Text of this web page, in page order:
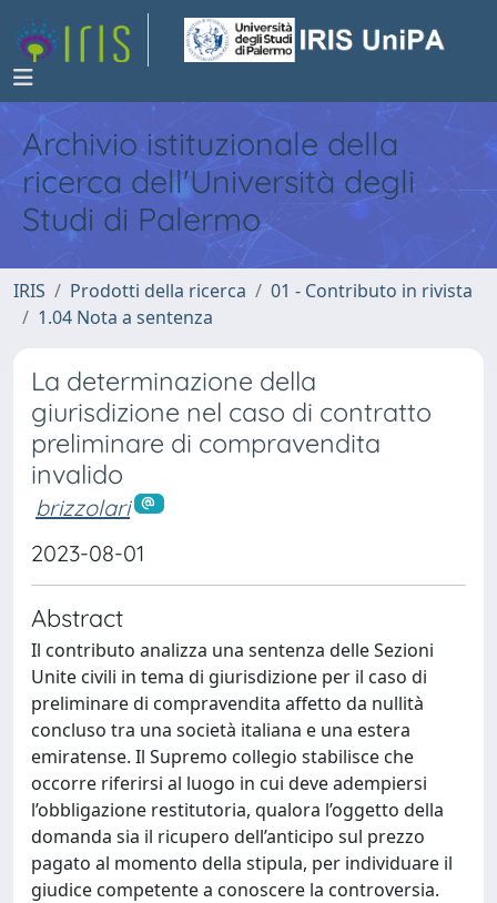
Archivio istituzionale della
ricerca dell'Università degli
Studi di Palermo
IRIS Prodotti della ricerca
01 - Contributo in rivista
1.04 Nota a sentenza
La determinazione della
giurisdizione nel caso di contratto
preliminare di compravendita
invalido
brizzolari
2023-08-01
Abstract
Il contributo analizza una sentenza delle Sezioni
Unite civili in tema di giurisdizione per il caso di
preliminare di compravendita affetto da nullità
concluso tra una società italiana e una estera
emiratense. Il Supremo collegio stabilisce che
occorre riferirsi al luogo in cui deve adempiersi
l’obbligazione restitutoria, qualora l’oggetto della
domanda sia il ricupero dell’anticipo sul prezzo
pagato al momento della stipula, per individuare il
giudice competente a conoscere la controversia.